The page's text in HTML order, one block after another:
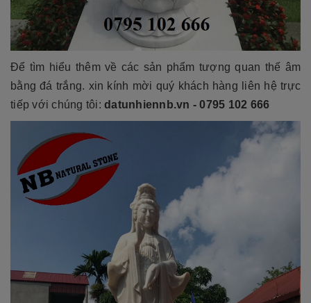
Để tìm hiểu thêm về các sản phẩm tượng quan thế âm
bằng đá trắng. xin kính mời quý khách hàng liên hệ trực
tiếp với chúng tôi: datunhiennb.vn - 0795 102 666